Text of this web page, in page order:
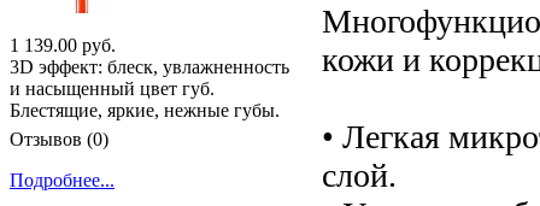
кожи и
• Легкая
слой.
1 139.00 руб.
3D эффект: блеск, увлажненность
и насыщенный цвет губ.
Блестящие, яркие, нежные губы.
Отзывов (0)
Подробнее...